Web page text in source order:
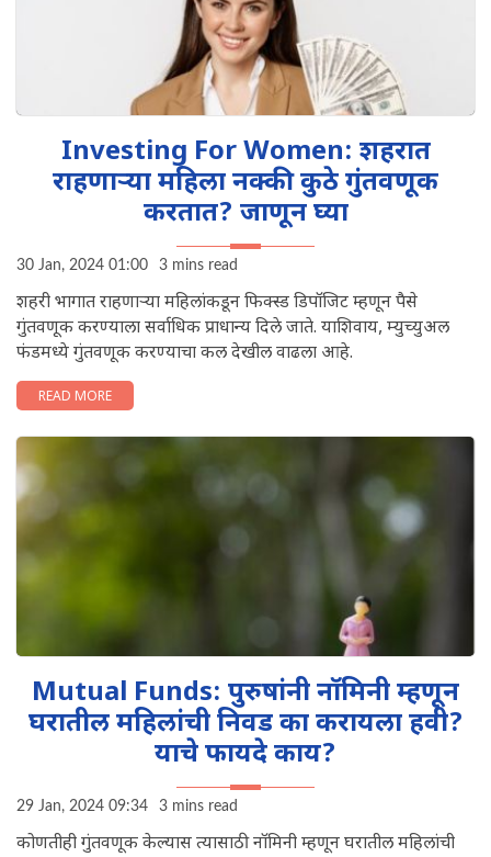
Investing For Women: शहरात
राहणाऱ्या महिला नक्की कुठे गुंतवणूक
करतात? जाणून घ्या
30 Jan, 2024 01:00 3 mins read
शहरी भागात राहणाऱ्या महिलांकडून फिक्स्ड डिपॉजिट म्हणून पैसे
गुंतवणूक करण्याला सर्वाधिक प्राधान्य दिले जाते. याशिवाय, म्युच्युअल
फंडमध्ये गुंतवणूक करण्याचा कल देखील वाढला आहे.
READ MORE
Mutual Funds: पुरुषांनी नॉमिनी म्हणून
घरातील महिलांची निवड का करायला हवी?
याचे फायदे काय?
29 Jan, 2024 09:34 3 mins read
कोणतीही गुंतवणूक केल्यास त्यासाठी नॉमिनी म्हणून घरातील महिलांची